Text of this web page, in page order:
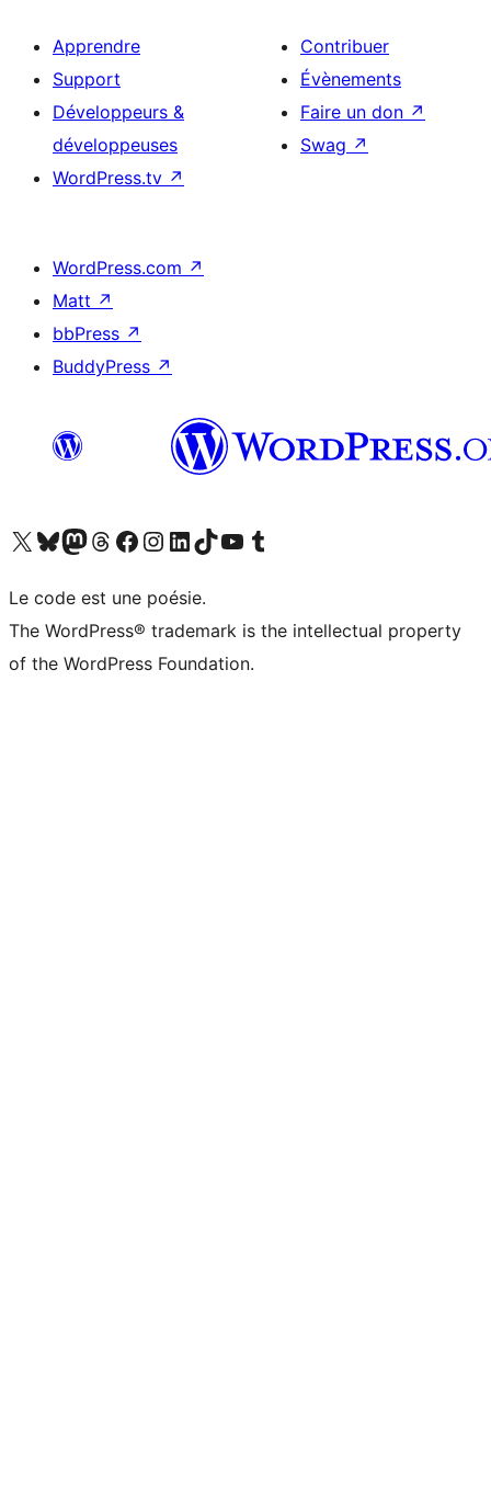
Apprendre
Support
Développeurs &
développeuses
WordPress.tv ↗
Contribuer
Évènements
Faire un don ↗
Swag ↗
WordPress.com ↗
Matt ↗
bbPress ↗
BuddyPress ↗
Visitez notre compte X (précédemment Twitter)
Visiter notre compte Bluesky
Visiter notre compte Mastodon
Visiter notre compte Threads
Consulter notre compte Facebook
Consulter notre compte Instagram
Consulter notre compte LinkedIn
Visiter notre compte TokTok
Visiter notre chaîne YouTube
Visiter notre compte Tumblr
Le code est une poésie.
The WordPress® trademark is the intellectual property
of the WordPress Foundation.